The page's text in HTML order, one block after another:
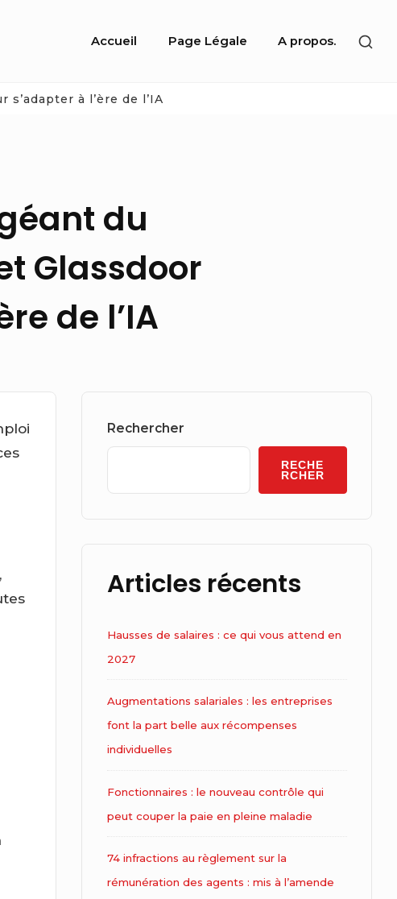
Site
Accueil Page Légale A propos.
à l’ère de l’IA
du
Glassdoor
de l’IA
Widget
Rechercher
RECHE
RCHER
Articles récents
Hausses de salaires : ce qui vous attend en
2027
Augmentations salariales : les entreprises
font la part belle aux récompenses
individuelles
Fonctionnaires : le nouveau contrôle qui
peut couper la paie en pleine maladie
74 infractions au règlement sur la
rémunération des agents : mis à l’amende